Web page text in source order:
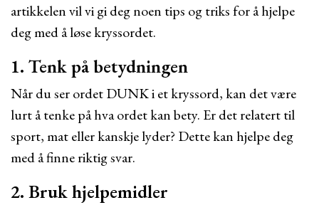
artikkelen vil vi gi deg noen tips og triks for å hjelpe
deg med å løse kryssordet.
1. Tenk på betydningen
Når du ser ordet DUNK i et kryssord, kan det være
lurt å tenke på hva ordet kan bety. Er det relatert til
sport, mat eller kanskje lyder? Dette kan hjelpe deg
med å finne riktig svar.
2. Bruk hjelpemidler